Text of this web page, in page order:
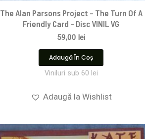
The Alan Parsons Project – The Turn Of A
Friendly Card – Disc VINIL VG
59,00 lei
Adaugă În Coș
Viniluri sub 60 lei
Adaugă la Wishlist